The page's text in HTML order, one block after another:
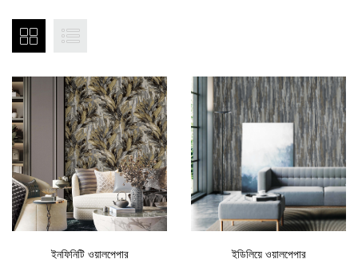
ইনফিনিটি ওয়ালপেপার ইডিলিয়ে ওয়ালপেপার